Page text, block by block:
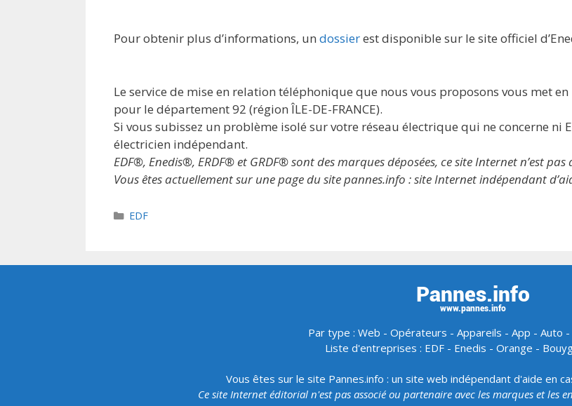
Pour obtenir plus d’informations, un dossierest disponible sur le site officiel
Le service de mise en relation téléphonique que nous vous proposons vous met
pour le département 92 (région ÎLE-DE-FRANCE).
Si vous subissez un problème isolé sur votre réseau électrique qui ne concerne ni
électricien indépendant.
EDF®, Enedis®, ERDF® et GRDF® sont des marques déposées, ce site Internet n’est
Vous êtes actuellement sur une page du site pannes.info : site Internet indépendant
Catégories
EDF
Par type : Web - Opérateurs - Appareils - App - Auto -
Liste d'entreprises : EDF- Enedis - Orange -
Vous êtes sur le site Pannes.info : un site web indépendant d'aide en
Ce site Internet éditorial n'est pas associé ou partenaire avec les marques et les